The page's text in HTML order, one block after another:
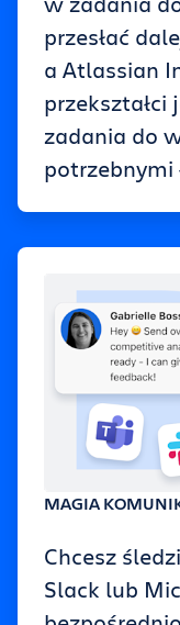
przesłać
a Atlassian
zadania do
potrzebnymi
MAGIA
Chcesz
Slack lub